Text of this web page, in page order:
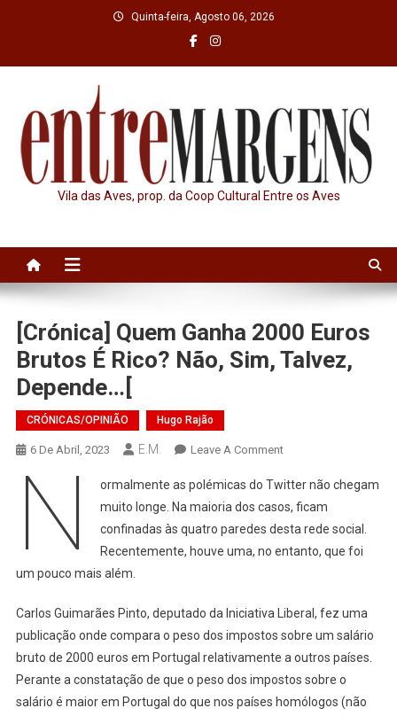
Quinta-feira, Agosto 06, 2026
Vila das Aves, prop. da Coop Cultural Entre os Aves
[Crónica] Quem Ganha 2000 Euros
Brutos É Rico? Não, Sim, Talvez,
Depende…[
CRÓNICAS/OPINIÃO Hugo Rajão
6 De Abril, 2023 E.M. Leave A CommentOn
Quem
Ganha
2000
Euros
Rico?
Não,
Sim,
Talvez,
Depende…
N
ormalmente as polémicas do Twitter não chegam
muito longe. Na maioria dos casos, ficam
confinadas às quatro paredes desta rede social.
Recentemente, houve uma, no entanto, que foi
um pouco mais além.
Carlos Guimarães Pinto, deputado da Iniciativa Liberal, fez uma
publicação onde compara o peso dos impostos sobre um salário
bruto de 2000 euros em Portugal relativamente a outros países.
Perante a constatação de que o peso dos impostos sobre o
salário é maior em Portugal do que nos países homólogos (não